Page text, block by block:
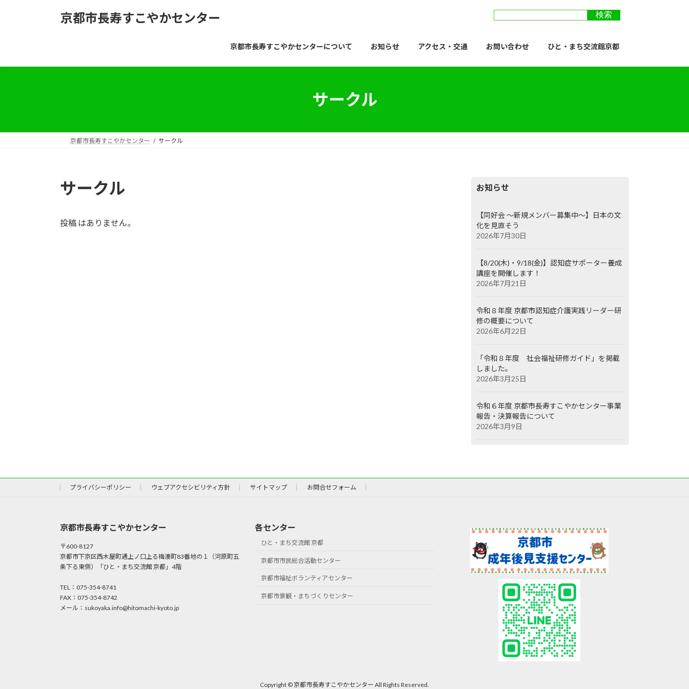
へ
ョ
京都市長寿すこやかセンター
京都市長寿すこやかセンターについて お知らせ アクセス・交通 お問い合わせ ひと・まち交流館京都
サークル
京都市長寿すこやかセンター サークル
サークル
投稿 はありません。
お知らせ
【同好会 ～新規メンバー募集中～】日本の文
化を見直そう
2026年7月30日
【8/20(木)・9/18(金)】認知症サポーター養成
講座を開催します！
2026年7月21日
令和８年度 京都市認知症介護実践リーダー研
修の概要について
2026年6月22日
「令和８年度 社会福祉研修ガイド」を掲載
しました。
2026年3月25日
令和６年度 京都市長寿すこやかセンター事業
報告・決算報告について
2026年3月9日
プライバシーポリシー ウェブアクセシビリティ方針 サイトマップ お問合せフォーム
京都市長寿すこやかセンター
〒600-8127
京都市下京区西木屋町通上ノ口上る梅湊町83番地の１（河原町五
条下る東側）「ひと・まち交流館 京都」4階
TEL：075-354-8741
FAX：075-354-8742
メール：sukoyaka.info@hitomachi-kyoto.jp
各センター
ひと・まち交流館 京都
京都市市民総合活動センター
京都市福祉ボランティアセンター
京都市景観・まちづくりセンター
Copyright © 京都市長寿すこやかセンター All Rights Reserved.